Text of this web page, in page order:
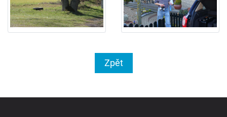
Zpět